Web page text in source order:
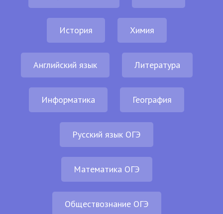
История Химия
Английский язык Литература
Информатика География
Русский язык ОГЭ
Математика ОГЭ
Обществознание ОГЭ